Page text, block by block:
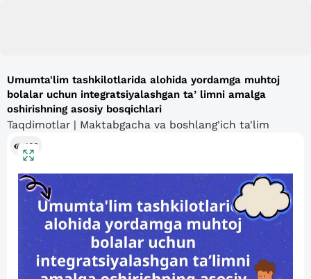
Umumta'lim tashkilotlarida alohida yordamga muhtoj
bolalar uchun integratsiyalashgan taʼlimni amalga
oshirishning asosiy bosqichlari
Taqdimotlar | Maktabgacha va boshlang'ich ta'lim
168